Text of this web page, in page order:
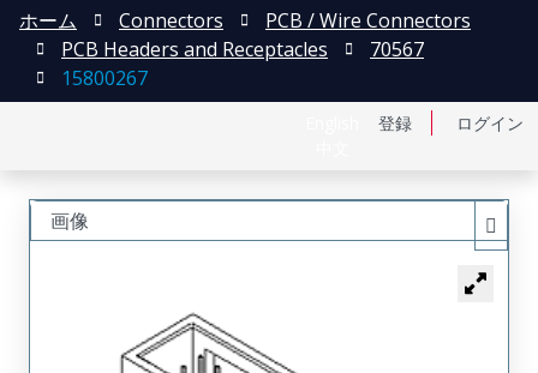
登録 ログイン
ホーム Connectors
PCB / Wire Connectors
PCB Headers and Receptacles
70567
15800267
画像